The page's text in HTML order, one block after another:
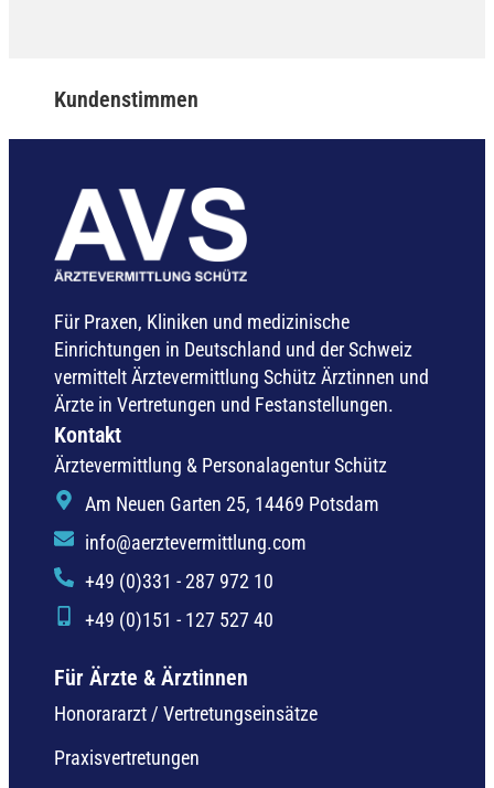
Kundenstimmen
Für Praxen, Kliniken und medizinische
Einrichtungen in Deutschland und der Schweiz
vermittelt Ärztevermittlung Schütz Ärztinnen und
Ärzte in Vertretungen und Festanstellungen.
Für Ärzte & Ärztinnen
Honorararzt / Vertretungseinsätze
Praxisvertretungen
Kontakt
Ärztevermittlung & Personalagentur Schütz
Am Neuen Garten 25, 14469 Potsdam
info@aerztevermittlung.com
+49 (0)331 - 287 972 10
+49 (0)151 - 127 527 40